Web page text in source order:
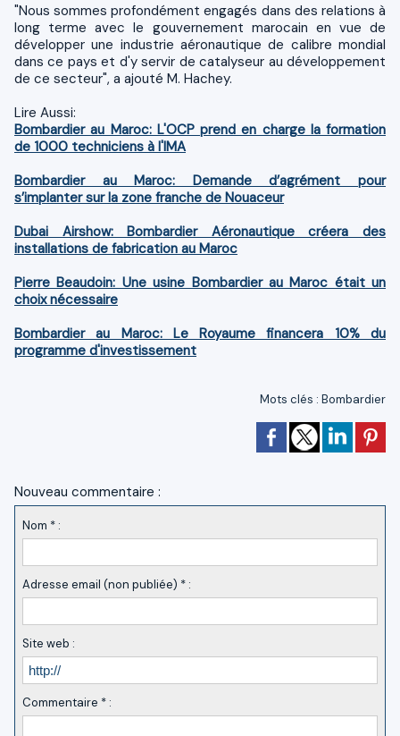
"Nous sommes profondément engagés dans des relations à
long terme avec le gouvernement marocain en vue de
développer une industrie aéronautique de calibre mondial
dans ce pays et d'y servir de catalyseur au développement
de ce secteur", a ajouté M. Hachey.
Lire Aussi:
Bombardier au Maroc: L'OCP prend en charge la formation
de 1000 techniciens à l'IMA
Bombardier au Maroc: Demande d’agrément pour
s’implanter sur la zone franche de Nouaceur
Dubai Airshow: Bombardier Aéronautique créera des
installations de fabrication au Maroc
Pierre Beaudoin: Une usine Bombardier au Maroc était un
choix nécessaire
Bombardier au Maroc: Le Royaume financera 10% du
programme d'investissement
Mots clés : Bombardier
Nouveau commentaire :
Nom * :
Adresse email (non publiée) * :
Site web :
Commentaire * :